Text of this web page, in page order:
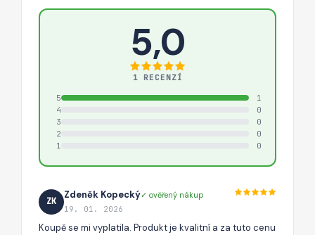
5,0
1 RECENZÍ
5
1
4
0
3
0
2
0
1
0
ZK
Zdeněk Kopecký✓ ověřený nákup
19. 01. 2026
Koupě se mi vyplatila. Produkt je kvalitní a za tuto cenu